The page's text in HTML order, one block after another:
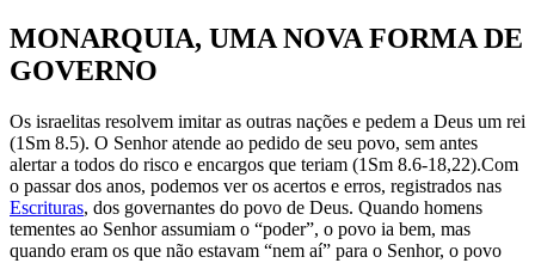
MONARQUIA, UMA NOVA FORMA DE
GOVERNO
Os israelitas resolvem imitar as outras nações e pedem a Deus um rei
(1Sm 8.5). O Senhor atende ao pedido de seu povo, sem antes
alertar a todos do risco e encargos que teriam (1Sm 8.6-18,22).Com
o passar dos anos, podemos ver os acertos e erros, registrados nas
Escrituras, dos governantes do povo de Deus. Quando homens
tementes ao Senhor assumiam o “poder”, o povo ia bem, mas
quando eram os que não estavam “nem aí” para o Senhor, o povo